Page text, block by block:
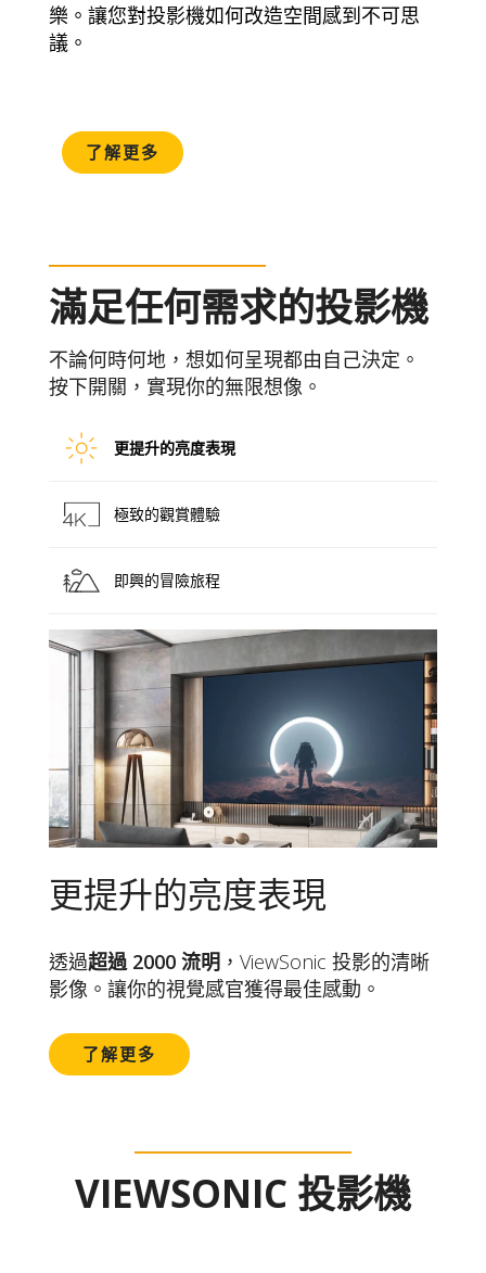
樂。讓您對投影機如何改造空間感到不可思
議。
了解更多
滿足任何需求的投影機
不論何時何地，想如何呈現都由自己決定。
按下開關，實現你的無限想像。
更提升的亮度表現
極致的觀賞體驗
即興的冒險旅程
更提升的亮度表現
透過超過 2000 流明 ，ViewSonic 投影的清晰
影像。讓你的視覺感官獲得最佳感動。
了解更多
VIEWSONIC 投影機